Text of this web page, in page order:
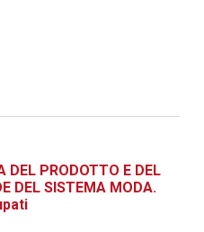
DEL PRODOTTO E DEL
DEL SISTEMA MODA.